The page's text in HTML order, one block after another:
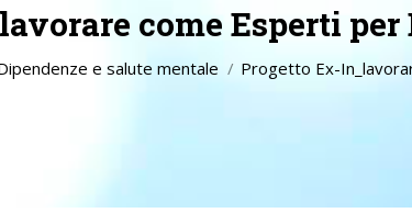
come Esperti per
You are here:
e salute mentale Progetto Ex-